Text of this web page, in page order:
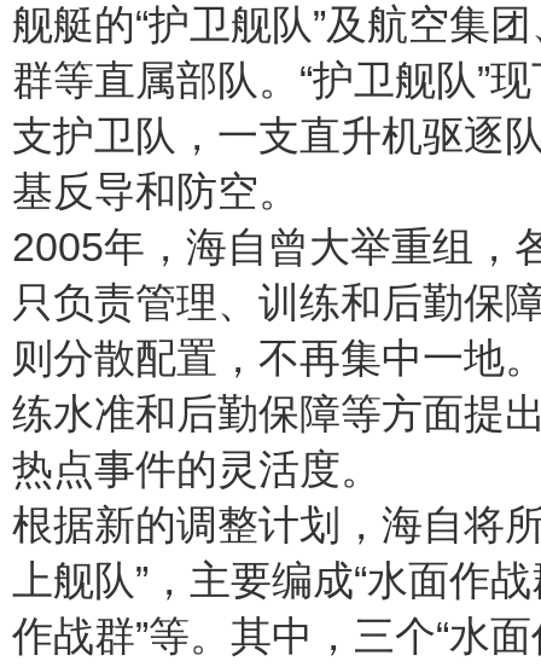
舰艇的“护卫舰队”及航空集
群等直属部队。“护卫舰队”
支护卫队，一支直升机驱逐
基反导和防空。
2005年，海自曾大举重组，
只负责管理、训练和后勤保
则分散配置，不再集中一地
练水准和后勤保障等方面提
热点事件的灵活度。
根据新的调整计划，海自将
上舰队”，主要编成“水面作
作战群”等。其中，三个“水